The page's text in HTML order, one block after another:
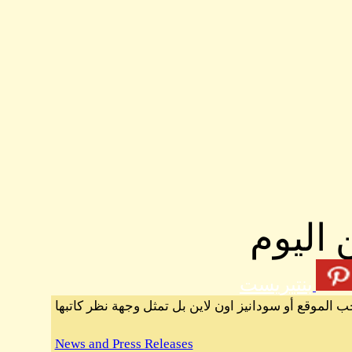
اليوم
بنتيريست
الموقع أو سودانيز اون لاين بل تمثل وجهة نظر كاتبها
News and Press Releases